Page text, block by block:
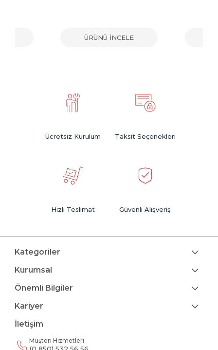
ÜRÜNÜ İNCELE
Ücretsiz Kurulum Taksit Seçenekleri
Hızlı Teslimat Güvenli Alışveriş
Kategoriler
Kurumsal
Önemli Bilgiler
Kariyer
İletişim
Müşteri Hizmetleri